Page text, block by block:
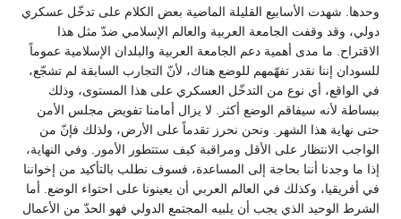
وحدها. شهدت الأسابيع القليلة الماضية بعض الكلام على تدخّل عسكري
دولي، وقد وقفت الجامعة العربية والعالم الإسلامي ضدّ مثل هذا
الاقتراح. ما مدى أهمية دعم الجامعة العربية والبلدان الإسلامية عموماً
للسودان إننا نقدر تفهّمهم للوضع هناك، لأنّ التجارب السابقة لم تشجّع،
في الواقع، أي نوع من التدخّل العسكري على هذا المستوى، وذلك
ببساطة لأنه سيفاقم الوضع أكثر. لا يزال أمامنا تفويض مجلس الأمن
حتى نهاية هذا الشهر. ونحن نحرز تقدماً على الأرض، ولذلك فإنّ من
الواجب الانتظار على الأقل ومراقبة كيف ستتطور الأمور. وفي النهاية،
إذا ما وجدنا أننا بحاجة إلى المساعدة، فسوف نطلب بالتأكيد من إخواننا
في أفريقيا، وكذلك في العالم العربي أن يعينونا على احتواء الوضع. أما
الشرط الوحيد الذي يجب أن يلبيه المجتمع الدولي فهو الحدّ من الأعمال